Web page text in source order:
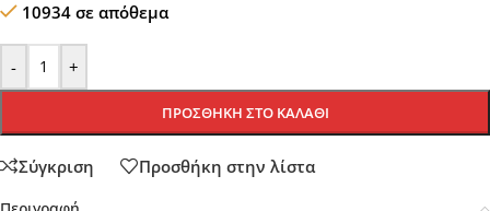
10934 σε απόθεμα
- +
ΠΡΟΣΘΉΚΗ ΣΤΟ ΚΑΛΆΘΙ
Σύγκριση Προσθήκη στην λίστα